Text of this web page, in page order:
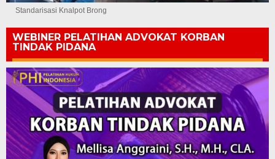
Standarisasi Knalpot Brong
WEBINER PELATIHAN ADVOKAT KORBAN
TINDAK PIDANA